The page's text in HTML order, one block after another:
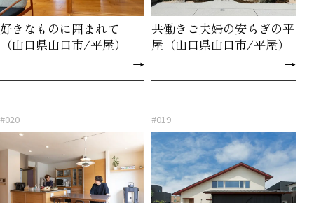
好きなものに囲まれて
（山口県山口市/平屋）
→
共働きご夫婦の安らぎの平
屋（山口県山口市/平屋）
→
#020 #019